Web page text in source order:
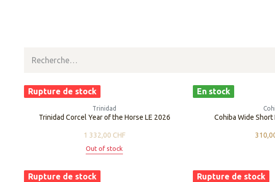
Rupture de stock
Trinidad
Trinidad Corcel Year of the Horse LE 2026
1 332,00 CHF
Out of stock
En stock
Cohiba Wide
Rupture de stock Rupture de stock